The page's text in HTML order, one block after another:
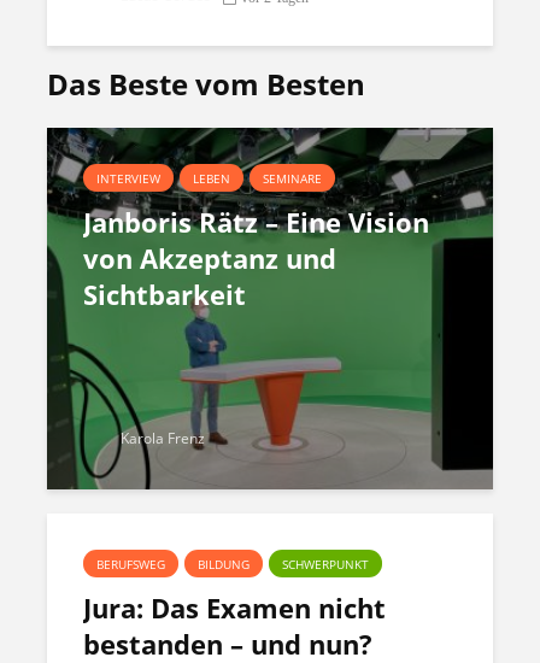
Das Beste vom Besten
INTERVIEW LEBEN SEMINARE
Janboris Rätz – Eine Vision
von Akzeptanz und
Sichtbarkeit
Karola Frenz
BERUFSWEG BILDUNG SCHWERPUNKT
Jura: Das Examen nicht
bestanden – und nun?